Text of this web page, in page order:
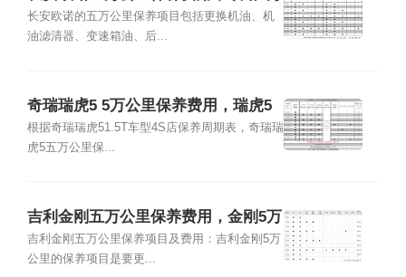
公里保养项目
长安欧诺的五万公里保养项目包括更换机油、机
油滤清器、变速箱油、后...
奇瑞瑞虎5 5万公里保养费用，瑞虎5
五万公里保养项目
根据奇瑞瑞虎51.5T车型4S店保养周期表，奇瑞瑞
虎5五万公里保...
吉利金刚五万公里保养费用，金刚5万
公里保养项目
吉利金刚五万公里保养项目及费用：吉利金刚5万
公里的保养项目是要更...